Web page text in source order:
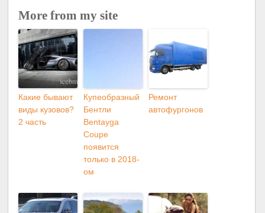
More from my site
Какие бывают
виды кузовов?
2 часть
Купеобразный
Бентли
Bentayga
Coupe
появится
только в 2018-
ом
Ремонт
автофургонов